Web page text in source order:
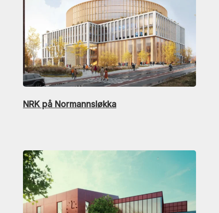
NRK på Normannsløkka